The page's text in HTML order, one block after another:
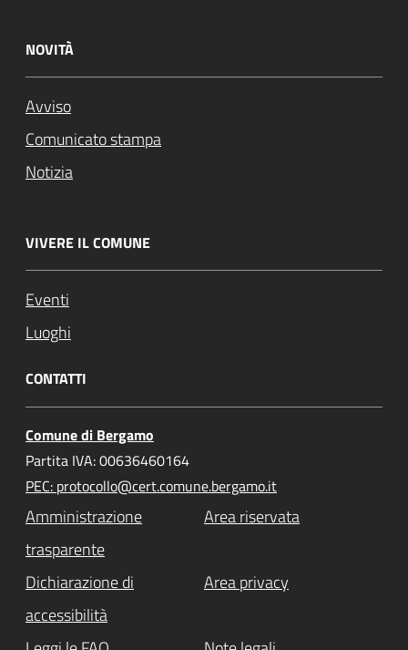
NOVITÀ
Avviso
Comunicato stampa
Notizia
VIVERE IL COMUNE
Eventi
Luoghi
CONTATTI
Comune di Bergamo
Partita IVA: 00636460164
PEC: protocollo@cert.comune.bergamo.it
Amministrazione
trasparente
Area riservata
Dichiarazione di
accessibilità
Area privacy